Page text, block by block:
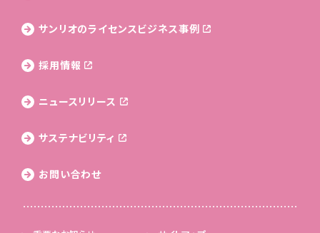
サンリオのライセンス ビジネス事例
採用情報
ニュースリリース
サステナビリティ
お問い合わせ